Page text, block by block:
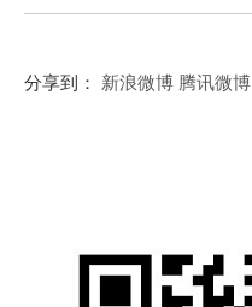
分享到： 新浪微博 腾讯微博